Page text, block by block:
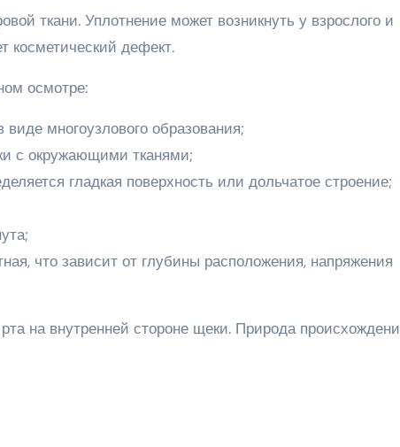
ткани. Уплотнение может возникнуть у взрослого и
косметический дефект.
осмотре:
многоузлового образования;
с окружающими тканями;
гладкая поверхность или дольчатое строение;
что зависит от глубины расположения, напряжения
на внутренней стороне щеки. Природа